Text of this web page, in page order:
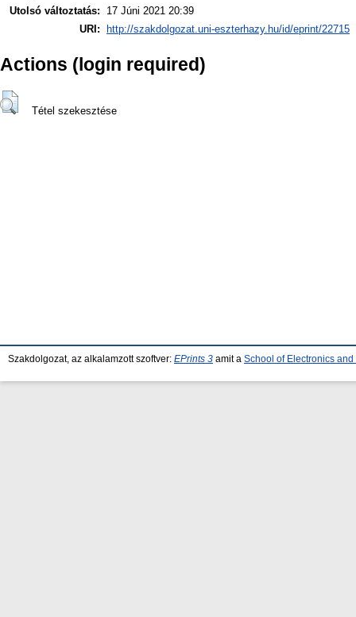
Utolsó változtatás:
17 Júni 2021 20:39
URI:
http://szakdolgozat.uni-eszterhazy.hu/id/eprint/22715
Actions (login required)
Tétel szekesztése
Szakdolgozat, az alkalamzott szoftver: EPrints 3 amit a School of Electronics